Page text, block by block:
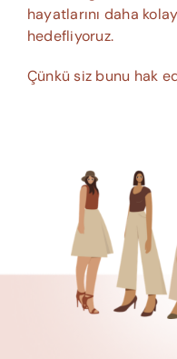
hayatlarını daha
hedefliyoruz.
Çünkü siz bunu hak